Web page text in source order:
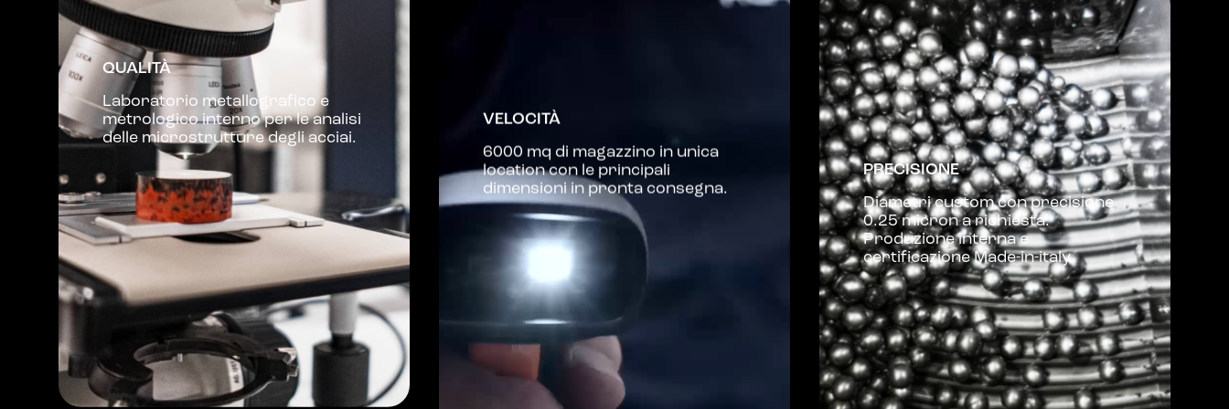
QUALITÀ
Laboratorio metallografico e
metrologico interno per le analisi
delle microstrutture degli acciai.
VELOCITÀ
6000 mq di magazzino in unica
location con le principali
dimensioni in pronta consegna.
PRECISIONE
Diametri custom con precisione
0.25 micron a richiesta.
Produzione interna e
certificazione Made-in-italy.